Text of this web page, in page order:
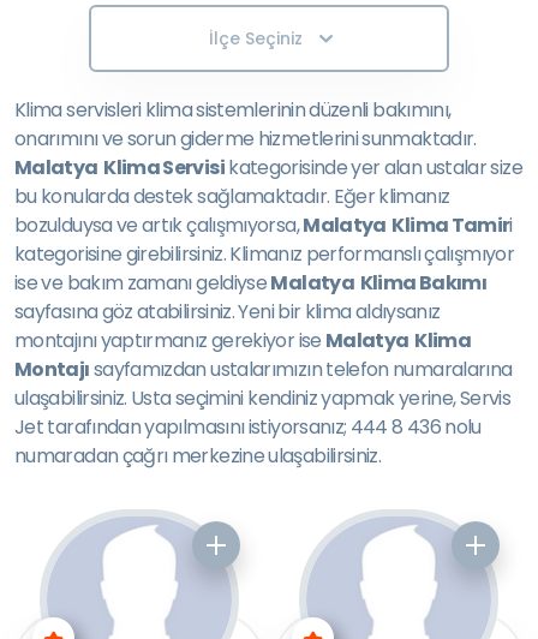
İlçe Seçiniz
Klima servisleri klima sistemlerinin düzenli bakımını,
onarımını ve sorun giderme hizmetlerini sunmaktadır.
Malatya Klima Servisikategorisinde yer alan ustalar size
bu konularda destek sağlamaktadır. Eğer klimanız
bozulduysa ve artık çalışmıyorsa,Malatya Klima Tamiri
kategorisine girebilirsiniz. Klimanız performanslı çalışmıyor
ise ve bakım zamanı geldiyseMalatya Klima Bakımı
sayfasına göz atabilirsiniz. Yeni bir klima aldıysanız
montajını yaptırmanız gerekiyor ise Malatya Klima
Montajısayfamızdan ustalarımızın telefon numaralarına
ulaşabilirsiniz. Usta seçimini kendiniz yapmak yerine, Servis
Jet tarafından yapılmasını istiyorsanız; 444 8 436 nolu
numaradan çağrı merkezine ulaşabilirsiniz.